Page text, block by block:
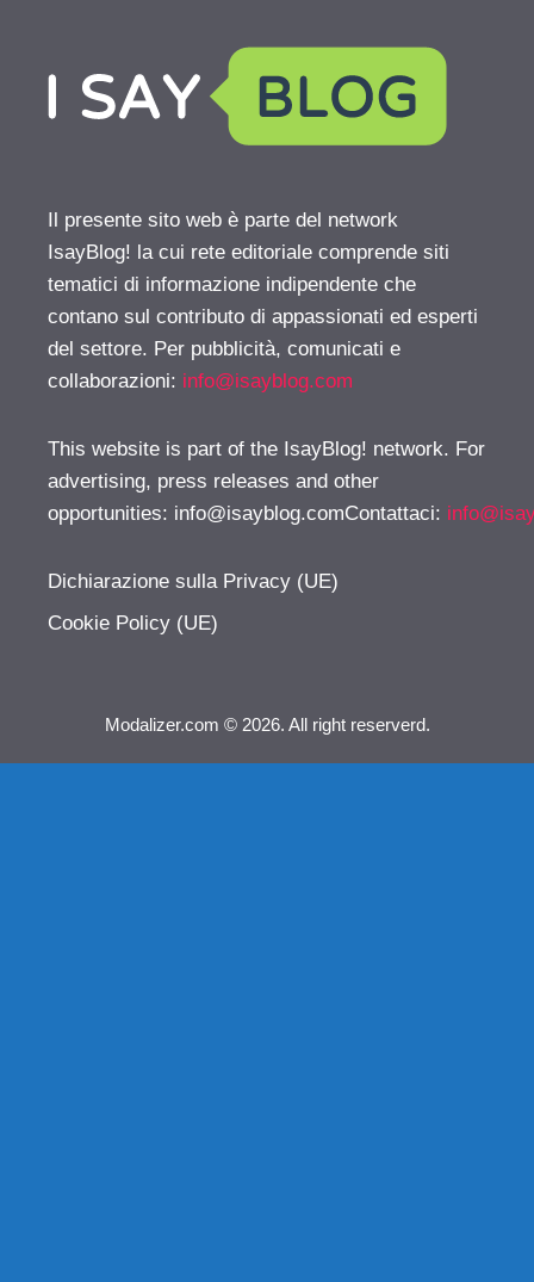
Il presente sito web è parte del network
IsayBlog! la cui rete editoriale comprende siti
tematici di informazione indipendente che
contano sul contributo di appassionati ed esperti
del settore. Per pubblicità, comunicati e
collaborazioni: info@isayblog.com
This website is part of the IsayBlog! network. For
advertising, press releases and other
opportunities: info@isayblog.comContattaci:
Dichiarazione sulla Privacy (UE)
Cookie Policy (UE)
Modalizer.com © 2026. All right reserverd.